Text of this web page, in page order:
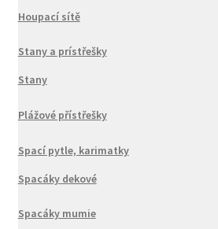
Houpací sítě
Stany a prístřešky
Stany
Plážové přístřešky
Spací pytle, karimatky
Spacáky dekové
Spacáky mumie